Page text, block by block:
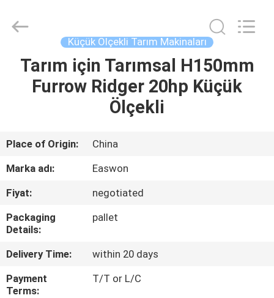
HAKKIMIZDA
FABRIKA
TURU
KALITE
KONTROL
Export
Reserved.
Küçük Ölçekli Tarım Makinaları
Tarım için Tarımsal H150mm
Furrow Ridger 20hp Küçük
Ölçekli
Place of Origin:
China
Marka adı:
Easwon
Fiyat:
negotiated
Packaging
Details:
pallet
Delivery Time:
within 20 days
Payment
Terms:
T/T or L/C